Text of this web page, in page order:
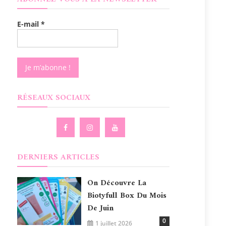
E-mail *
RÉSEAUX SOCIAUX
DERNIERS ARTICLES
On Découvre La
Biotyfull Box Du Mois
De Juin
1 juillet 2026 0